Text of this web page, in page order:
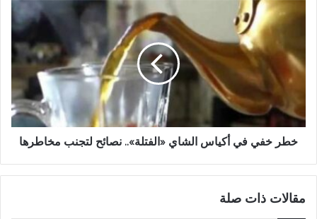
خطر خفي في أكياس الشاي «الفتلة».. نصائح لتجنب مخاطرها
مقالات ذات صلة